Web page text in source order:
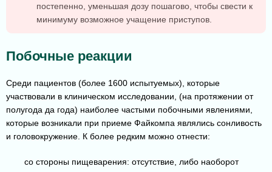
постепенно, уменьшая дозу пошагово, чтобы свести к
минимуму возможное учащение приступов.
Побочные реакции
Среди пациентов (более 1600 испытуемых), которые
участвовали в клиническом исследовании, (на протяжении от
полугода да года) наиболее частыми побочными явлениями,
которые возникали при приеме Файкомпа являлись сонливость
и головокружение. К более редким можно отнести:
со стороны пищеварения: отсутствие, либо наоборот